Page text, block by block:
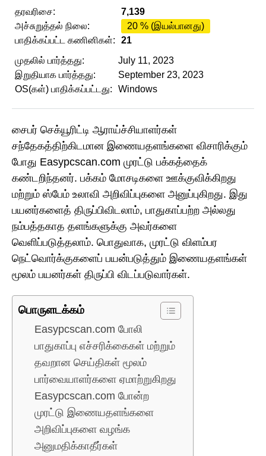
தரவரிசை:
7,139
அச்சுறுத்தல் நிலை:
20 % (இயல்பானது)
பாதிக்கப்பட்ட கணினிகள்:
21
முதலில் பார்த்தது:
July 11, 2023
இறுதியாக பார்த்தது:
September 23, 2023
OS(கள்) பாதிக்கப்பட்டது:
Windows
சைபர் செக்யூரிட்டி ஆராய்ச்சியாளர்கள்
சந்தேகத்திற்கிடமான இணையதளங்களை விசாரிக்கும்
போது Easypcscan.com முரட்டு பக்கத்தைக்
கண்டறிந்தனர். பக்கம் மோசடிகளை ஊக்குவிக்கிறது
மற்றும் ஸ்பேம் உலாவி அறிவிப்புகளை அனுப்புகிறது. இது
பயனர்களைத் திருப்பிவிடலாம், பாதுகாப்பற்ற அல்லது
நம்பத்தகாத தளங்களுக்கு அவர்களை
வெளிப்படுத்தலாம். பொதுவாக, முரட்டு விளம்பர
நெட்வொர்க்குகளைப் பயன்படுத்தும் இணையதளங்கள்
மூலம் பயனர்கள் திருப்பி விடப்படுவார்கள்.
பொருளடக்கம்
Easypcscan.com போலி
பாதுகாப்பு எச்சரிக்கைகள் மற்றும்
தவறான செய்திகள் மூலம்
பார்வையாளர்களை ஏமாற்றுகிறது
Easypcscan.com போன்ற
முரட்டு இணையதளங்களை
அறிவிப்புகளை வழங்க
அனுமதிக்காதீர்கள்